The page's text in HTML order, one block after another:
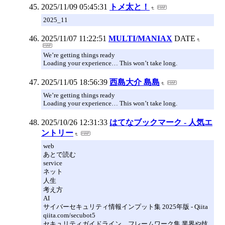
2025/11/09 05:45:31 トメ太と！
2025_11
2025/11/07 11:22:51 MULTI/MANIAX DATE
We’re getting things ready
Loading your experience… This won’t take long.
2025/11/05 18:56:39 西島大介 島島
We’re getting things ready
Loading your experience… This won’t take long.
2025/10/26 12:31:33 はてなブックマーク - 人気エ
ントリー
web
あとで読む
service
ネット
人生
考え方
AI
サイバーセキュリティ情報インプット集 2025年版 - Qiita
qiita.com/secubot5